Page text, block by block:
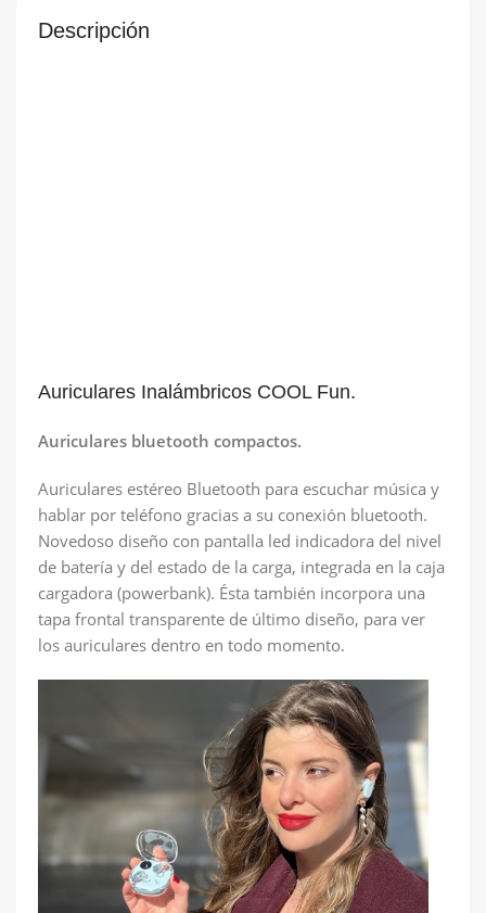
Descripción
Auriculares Inalámbricos COOL Fun.
Auriculares bluetooth compactos.
Auriculares estéreo Bluetooth para escuchar música y
hablar por teléfono gracias a su conexión bluetooth.
Novedoso diseño con pantalla led indicadora del nivel
de batería y del estado de la carga, integrada en la caja
cargadora (powerbank). Ésta también incorpora una
tapa frontal transparente de último diseño, para ver
los auriculares dentro en todo momento.